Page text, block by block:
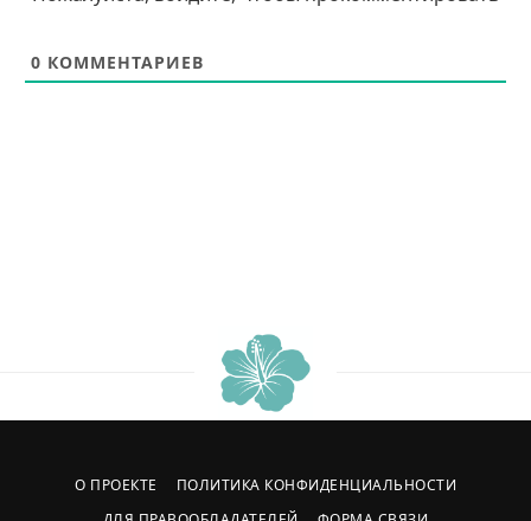
0 КОММЕНТАРИЕВ
О ПРОЕКТЕ
ПОЛИТИКА КОНФИДЕНЦИАЛЬНОСТИ